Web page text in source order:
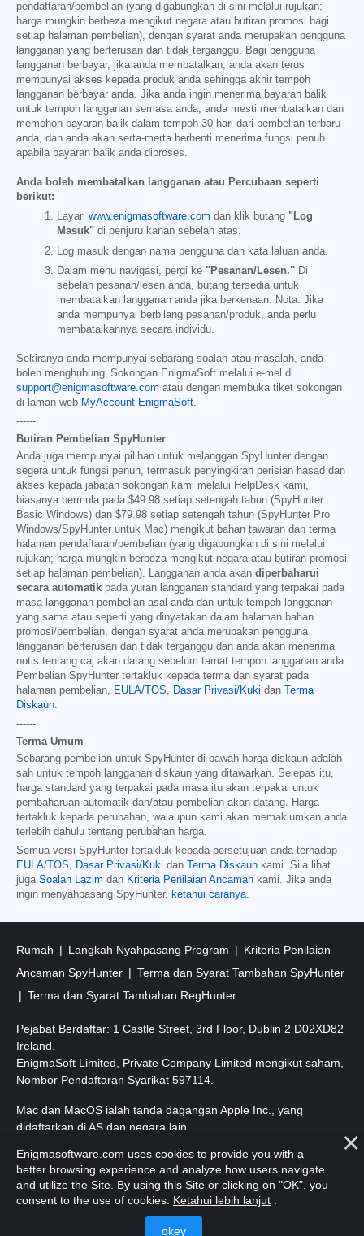
pendaftaran/pembelian (yang digabungkan di sini melalui rujukan;
harga mungkin berbeza mengikut negara atau butiran promosi bagi
setiap halaman pembelian), dengan syarat anda merupakan pengguna
langganan yang berterusan dan tidak terganggu. Bagi pengguna
langganan berbayar, jika anda membatalkan, anda akan terus
mempunyai akses kepada produk anda sehingga akhir tempoh
langganan berbayar anda. Jika anda ingin menerima bayaran balik
untuk tempoh langganan semasa anda, anda mesti membatalkan dan
memohon bayaran balik dalam tempoh 30 hari dari pembelian terbaru
anda, dan anda akan serta-merta berhenti menerima fungsi penuh
apabila bayaran balik anda diproses.
Anda boleh membatalkan langganan atau Percubaan seperti
berikut:
Layari www.enigmasoftware.com dan klik butang "Log
Masuk" di penjuru kanan sebelah atas.
Log masuk dengan nama pengguna dan kata laluan anda.
Dalam menu navigasi, pergi ke "Pesanan/Lesen." Di
sebelah pesanan/lesen anda, butang tersedia untuk
membatalkan langganan anda jika berkenaan. Nota: Jika
anda mempunyai berbilang pesanan/produk, anda perlu
membatalkannya secara individu.
Sekiranya anda mempunyai sebarang soalan atau masalah, anda
boleh menghubungi Sokongan EnigmaSoft melalui e-mel di
support@enigmasoftware.com atau dengan membuka tiket sokongan
di laman web MyAccount EnigmaSoft.
------
Butiran Pembelian SpyHunter
Anda juga mempunyai pilihan untuk melanggan SpyHunter dengan
segera untuk fungsi penuh, termasuk penyingkiran perisian hasad dan
akses kepada jabatan sokongan kami melalui HelpDesk kami,
biasanya bermula pada $49.98 setiap setengah tahun (SpyHunter
Basic Windows) dan $79.98 setiap setengah tahun (SpyHunter Pro
Windows/SpyHunter untuk Mac) mengikut bahan tawaran dan terma
halaman pendaftaran/pembelian (yang digabungkan di sini melalui
rujukan; harga mungkin berbeza mengikut negara atau butiran promosi
setiap halaman pembelian). Langganan anda akan diperbaharui
secara automatik pada yuran langganan standard yang terpakai pada
masa langganan pembelian asal anda dan untuk tempoh langganan
yang sama atau seperti yang dinyatakan dalam halaman bahan
promosi/pembelian, dengan syarat anda merupakan pengguna
langganan berterusan dan tidak terganggu dan anda akan menerima
notis tentang caj akan datang sebelum tamat tempoh langganan anda.
Pembelian SpyHunter tertakluk kepada terma dan syarat pada
halaman pembelian, EULA/TOS, Dasar Privasi/Kuki dan Terma
Diskaun.
------
Terma Umum
Sebarang pembelian untuk SpyHunter di bawah harga diskaun adalah
sah untuk tempoh langganan diskaun yang ditawarkan. Selepas itu,
harga standard yang terpakai pada masa itu akan terpakai untuk
pembaharuan automatik dan/atau pembelian akan datang. Harga
tertakluk kepada perubahan, walaupun kami akan memaklumkan anda
terlebih dahulu tentang perubahan harga.
Semua versi SpyHunter tertakluk kepada persetujuan anda terhadap
EULA/TOS, Dasar Privasi/Kuki dan Terma Diskaun kami. Sila lihat
juga Soalan Lazim dan Kriteria Penilaian Ancaman kami. Jika anda
ingin menyahpasang SpyHunter, ketahui caranya.
Rumah Langkah Nyahpasang Program
Kriteria Penilaian
Ancaman SpyHunter
Terma dan Syarat Tambahan SpyHunter
Terma dan Syarat Tambahan RegHunter
Pejabat Berdaftar: 1 Castle Street, 3rd Floor, Dublin 2 D02XD82
Ireland.
EnigmaSoft Limited, Private Company Limited mengikut saham,
Nombor Pendaftaran Syarikat 597114.
Mac dan MacOS ialah tanda dagangan Apple Inc., yang
didaftarkan di AS dan negara lain.
Hak Cipta 2016-2026 . EnigmaSoft Ltd. Hak Cipta Terpelihara.
Enigmasoftware.com uses cookies to provide you with a
better browsing experience and analyze how users navigate
and utilize the Site. By using this Site or clicking on "OK", you
consent to the use of cookies. Ketahui lebih lanjut